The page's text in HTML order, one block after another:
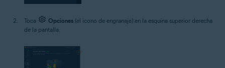
Toca Opciones (el icono de engranaje) en la esquina superior derecha
de la pantalla.